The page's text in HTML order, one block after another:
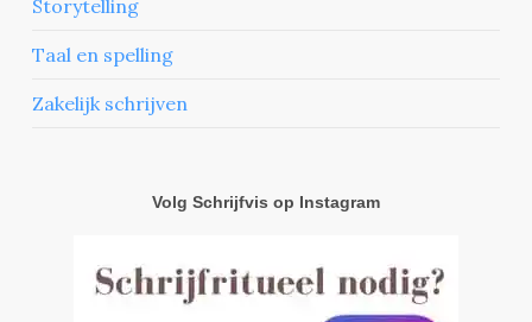
Storytelling
Taal en spelling
Zakelijk schrijven
Volg Schrijfvis op Instagram